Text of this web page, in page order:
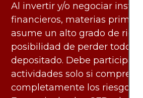
Al invertir y/o negociar
financieros, materias primas
asume un alto grado de
posibilidad de perder todo el
depositado. Debe participar
actividades solo si comprende
completamente los riesgos